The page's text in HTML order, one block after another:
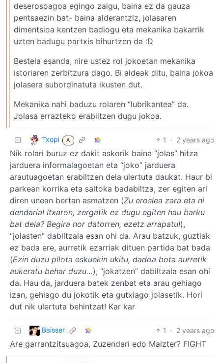
deserosoagoa egingo zaigu, baina ez da gauza
pentsaezin bat- baina alderantziz, jolasaren
dimentsioa kentzen badiogu eta mekanika bakarrik
uzten badugu partxis bihurtzen da :D
Bestela esanda, nire ustez rol jokoetan mekanika
istoriaren zerbitzura dago. Bi aldeak ditu, baina jokoa
jolasera subordinatuta ikusten dut.
Mekanika nahi baduzu rolaren “lubrikantea” da.
Jolasa errazteko erabiltzen dugu jokoa.
Txopi A 1 · 2 years ago
Nik rolari buruz ez dakit askorik baina “jolas” hitza
jarduera informalagoetan eta “joko” jarduera
arautuagoetan erabiltzen dela ulertuta daukat. Haur bi
parkean korrika eta saltoka badabiltza, zer egiten ari
diren unean bertan asmatzen (Zu eroslea zara eta ni
dendaria! Itxaron, zergatik ez dugu egiten hau barku
bat dela? Begira nor datorren, ezetz arrapatu!),
“jolasten” dabiltzala esan ohi da. Arau batzuk, guztiak
ez bada ere, aurretik ezarriak dituen partida bat bada
(Ezin duzu pilota eskuekin ukitu, dadoa bota aurretik
aukeratu behar duzu…), “jokatzen” dabiltzala esan ohi
da. Hau da, jarduera batek zenbat eta arau gehiago
izan, gehiago du jokotik eta gutxiago jolasetik. Hori
dut nik ulertuta behintzat! Kar kar
Baisser 1 · 2 years ago
Are garrantzitsuagoa, Zuzendari edo Maizter? FIGHT